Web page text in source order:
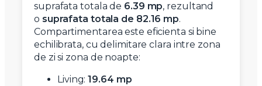
suprafata totala de 6.39 mp, rezultand
o suprafata totala de 82.16 mp.
Compartimentarea este eficienta si bine
echilibrata, cu delimitare clara intre zona
de zi si zona de noapte:
Living:19.64 mp